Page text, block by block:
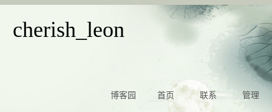
cherish_leon
博客园 首页 联系 管理